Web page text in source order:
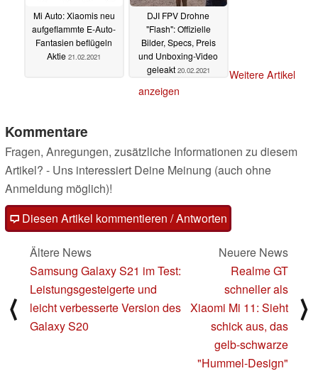
Mi Auto: Xiaomis neu
aufgeflammte E-Auto-
Fantasien beflügeln
Aktie 21.02.2021
DJI FPV Drohne
"Flash": Offizielle
Bilder, Specs, Preis
und Unboxing-Video
geleakt 20.02.2021
Weitere Artikel
anzeigen
Kommentare
Fragen, Anregungen, zusätzliche Informationen zu diesem
Artikel? - Uns interessiert Deine Meinung (auch ohne
Anmeldung möglich)!
Diesen Artikel kommentieren / Antworten
⟨
Ältere News
Samsung Galaxy S21 im Test:
Leistungsgesteigerte und
leicht verbesserte Version des
Galaxy S20
Neuere News
Realme GT
schneller als
Xiaomi Mi 11: Sieht
schick aus, das
gelb-schwarze
"Hummel-Design"
⟩